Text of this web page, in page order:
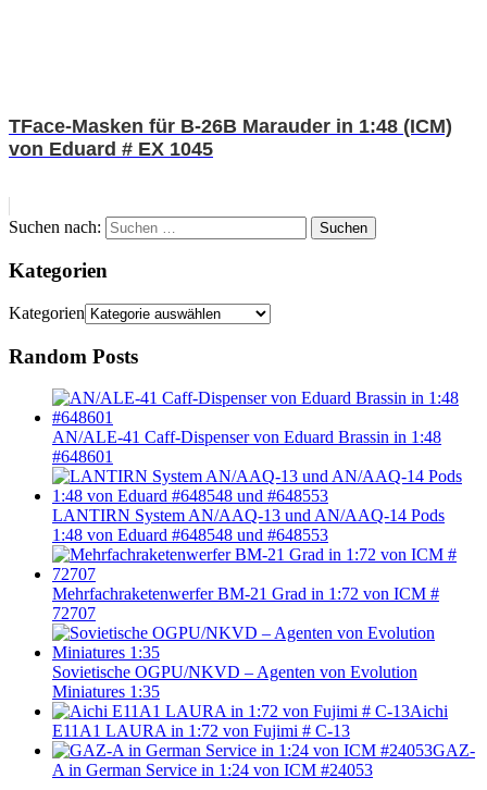
TFace-Masken für B-26B Marauder in 1:48 (ICM)
von Eduard # EX 1045
Suchen nach: Suchen
Kategorien
Kategorien
Random Posts
AN/ALE-41 Caff-Dispenser von Eduard Brassin in 1:48
#648601
LANTIRN System AN/AAQ-13 und AN/AAQ-14 Pods
1:48 von Eduard #648548 und #648553
Mehrfachraketenwerfer BM-21 Grad in 1:72 von ICM #
72707
Sovietische OGPU/NKVD – Agenten von Evolution
Miniatures 1:35
Aichi
E11A1 LAURA in 1:72 von Fujimi # C-13
GAZ-
A in German Service in 1:24 von ICM #24053